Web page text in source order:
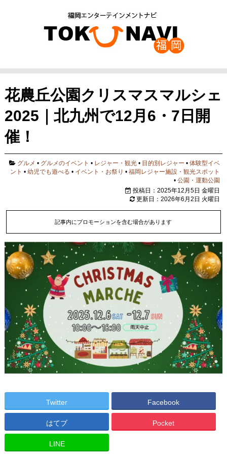
花農丘公園クリスマスマルシェ
2025｜北九州で12月6・7日開
催！
グルメ • グルメのイベント • レジャー・観光 • 目的別レジャー •体験型イベ
ント •幼児でも遊べる • イベント・お祭り •福岡レジャー施設・観光スポット
•公園・運動公園
投稿日：2025年12月5日 金曜日
更新日：2026年6月2日 火曜日
記事内にプロモーションを含む場合があります
Twitter Facebook
はてブ Pocket
LINE